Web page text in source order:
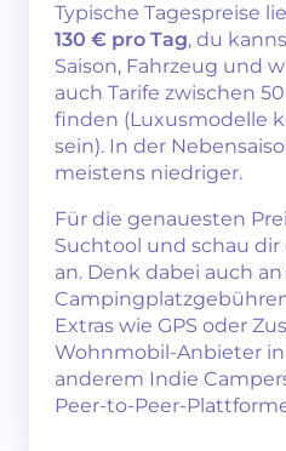
Typische Tagespreise
130 € pro Tag, du
Saison, Fahrzeug und
auch Tarife zwischen
finden (Luxusmodelle
sein). In der
meistens niedriger.
Für die genauesten
Suchtool und schau dir
an. Denk dabei auch an
Extras wie GPS oder
Wohnmobil-Anbieter
anderem Indie
Peer-to-Peer-